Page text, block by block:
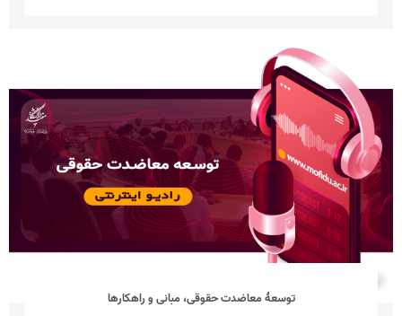
توسعۀ معاضدت حقوقی، مبانی و راهکارها